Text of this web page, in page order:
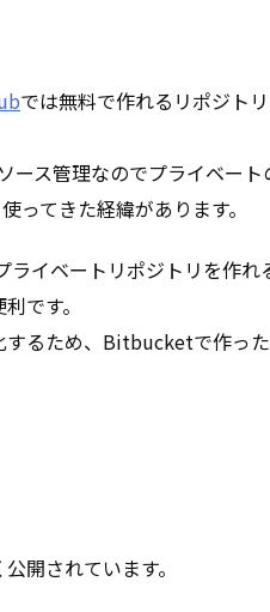
では無料で作れるリポジト
ス管理なのでプライベー
ってきた経緯があります。
イベートリポジトリを作れ
です。
するため、Bitbucketで作っ
開されています。